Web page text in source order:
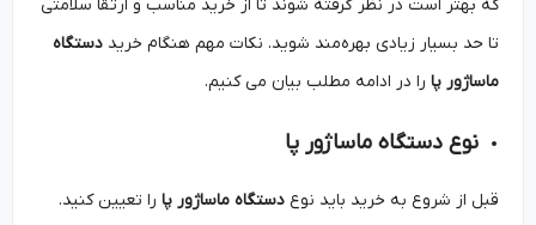
که بهتر است در نظر گرفته شوند تا از خرید مناسب و ارتقا سلامتی
تا حد بسیار زیادی بهره‌مند شوید. نکات مهم هنگام خریددستگاه
ماساژور پارا در ادامه مطلب بیان می کنیم.
نوع دستگاه ماساژور پا
قبل از شروع به خرید باید نوع دستگاه ماساژور پارا تعیین کنید.